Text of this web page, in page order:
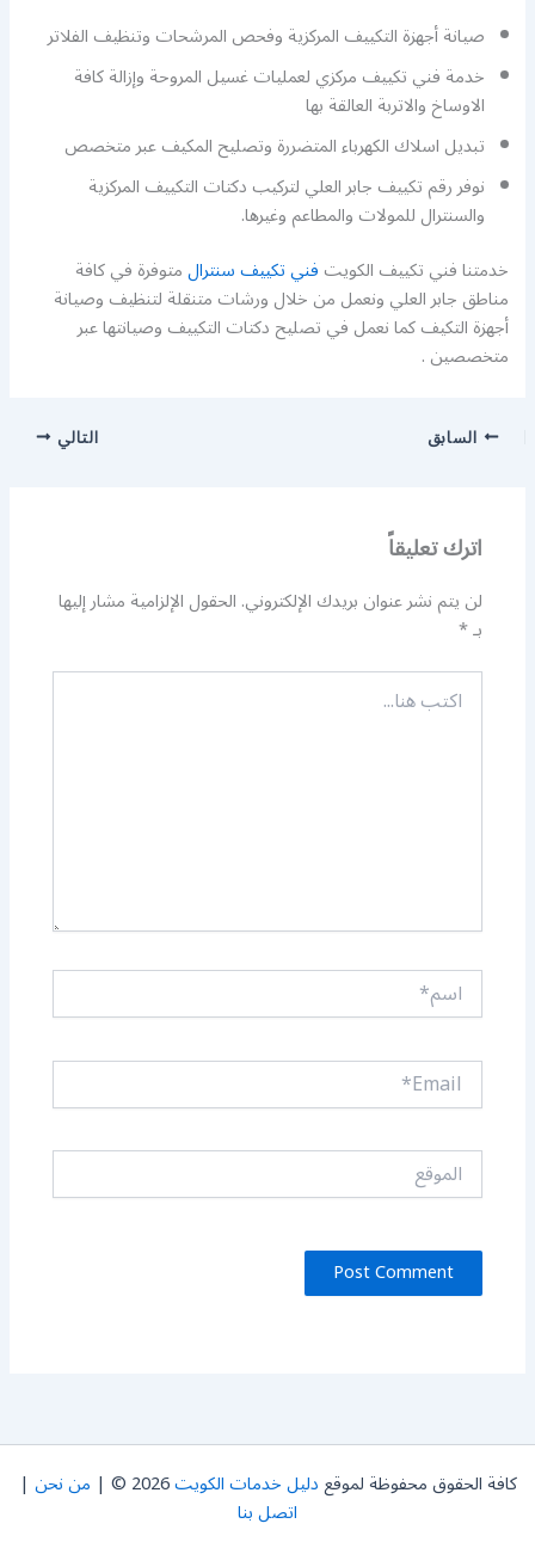
صيانة أجهزة التكييف المركزية وفحص المرشحات وتنظيف الفلاتر
خدمة فني تكييف مركزي لعمليات غسيل المروحة وإزالة كافة
الاوساخ والاتربة العالقة بها
تبديل اسلاك الكهرباء المتضررة وتصليح المكيف عبر متخصص
نوفر رقم تكييف جابر العلي لتركيب دكتات التكييف المركزية
والسنترال للمولات والمطاعم وغيرها.
خدمتنا فني تكييف الكويتفني تكييف سنترالمتوفرة في كافة
مناطق جابر العلي ونعمل من خلال ورشات متنقلة لتنظيف وصيانة
أجهزة التكيف كما نعمل في تصليح دكتات التكييف وصيانتها عبر
متخصصين .
السابق التالي
اترك تعليقاً
لن يتم نشر عنوان بريدك الإلكتروني.الحقول الإلزامية مشار إليها
بـ*
اكتب
هنا...
اسم*
Email*
الموقع
كافة الحقوق محفوظة لموقعدليل خدمات الكويت2026 © | من نحن |
اتصل بنا